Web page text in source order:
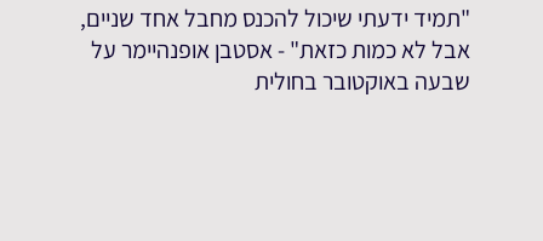
"תמיד ידעתי שיכול להכנס מחבל אחד שניים,
אבל לא כמות כזאת" - אסטבן אופנהיימר על
שבעה באוקטובר בחולית